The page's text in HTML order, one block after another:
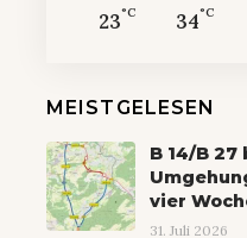
23°C 34°C
MEISTGELESEN
B 14/B
vier
31. Juli 2026